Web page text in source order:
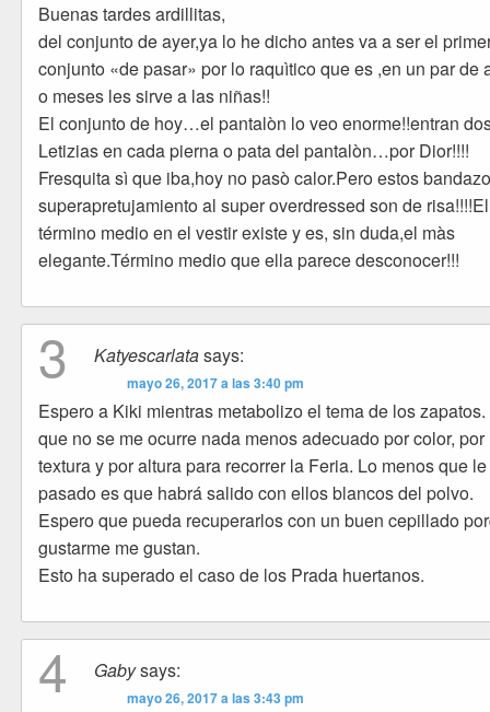
Buenas tardes ardillitas,
del conjunto de ayer,ya lo he dicho antes va a ser el
conjunto «de pasar» por lo raquìtico que es ,en un par de
o meses les sirve a las niñas!!
El conjunto de hoy…el pantalòn lo veo enorme!!entran
Letizias en cada pierna o pata del pantalòn…por Dior!!!!
Fresquita sì que iba,hoy no pasò calor.Pero estos
superapretujamiento al super overdressed son de risa!!!!El
término medio en el vestir existe y es, sin duda,el màs
elegante.Término medio que ella parece desconocer!!!
3 Katyescarlatasays:
mayo 26, 2017 a las 3:40 pm
Espero a Kiki mientras metabolizo el tema de los
que no se me ocurre nada menos adecuado por color, por
textura y por altura para recorrer la Feria. Lo menos que
pasado es que habrá salido con ellos blancos del polvo.
Espero que pueda recuperarlos con un buen cepillado
gustarme me gustan.
Esto ha superado el caso de los Prada huertanos.
4 Gabysays:
mayo 26, 2017 a las 3:43 pm